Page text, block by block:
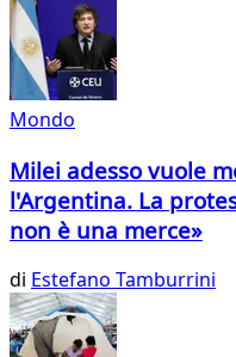
Mondo
Milei adesso vuole
l'Argentina. La
non è una merce»
di Estefano Tamburrini